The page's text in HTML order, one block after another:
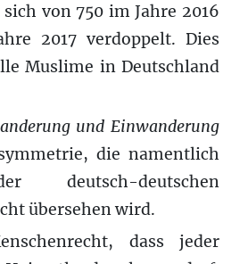
sich von 750 im Jahre 2016
2017 verdoppelt. Dies
Muslime in Deutschland
und Einwanderung
die namentlich
deutsch-deutschen
übersehen wird.
dass jeder